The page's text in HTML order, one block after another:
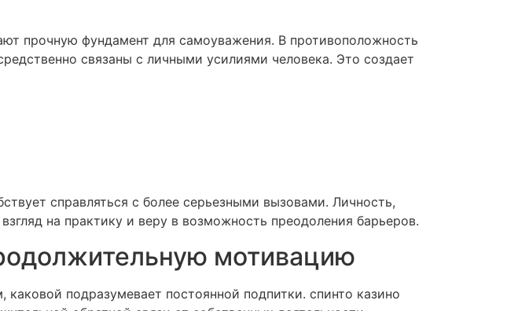
прочную фундамент для самоуважения. В противоположность
связаны с личными усилиями человека. Это создает
справляться с более серьезными вызовами. Личность,
на практику и веру в возможность преодоления барьеров.
мотивацию
подразумевает постоянной подпитки. спинто казино